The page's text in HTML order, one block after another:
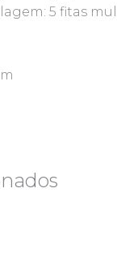
5 fitas